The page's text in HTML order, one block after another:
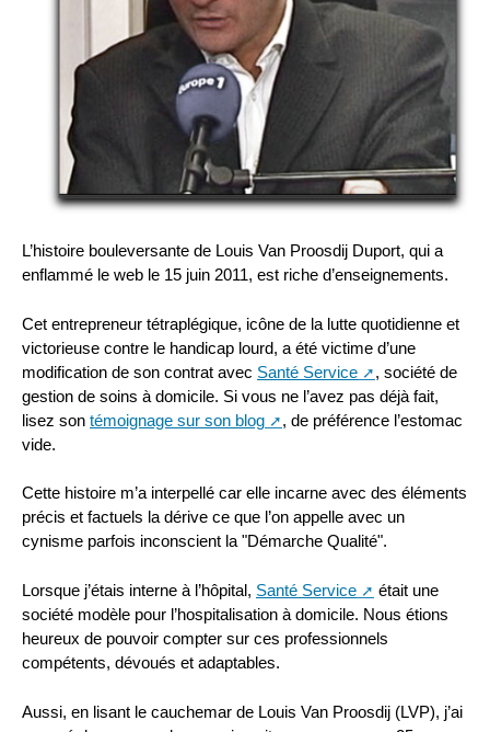
L’histoire bouleversante de Louis Van Proosdij Duport, qui a
enflammé le web le 15 juin 2011, est riche d’enseignements.
Cet entrepreneur tétraplégique, icône de la lutte quotidienne et
victorieuse contre le handicap lourd, a été victime d’une
modification de son contrat avec Santé Service
, société de
gestion de soins à domicile. Si vous ne l’avez pas déjà fait,
lisez son témoignage sur son blog
, de préférence l’estomac
vide.
Cette histoire m’a interpellé car elle incarne avec des éléments
précis et factuels la dérive ce que l’on appelle avec un
cynisme parfois inconscient la "Démarche Qualité".
Lorsque j’étais interne à l’hôpital, Santé Service
était une
société modèle pour l’hospitalisation à domicile. Nous étions
heureux de pouvoir compter sur ces professionnels
compétents, dévoués et adaptables.
Aussi, en lisant le cauchemar de Louis Van Proosdij (LVP), j’ai